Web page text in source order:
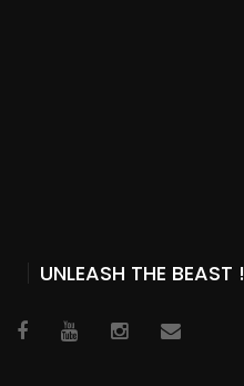
UNLEASH THE BEAST !